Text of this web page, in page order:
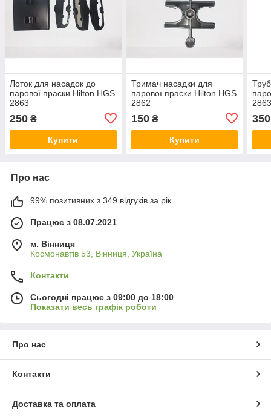
Лоток для насадок до
парової праски Hilton HGS
2863
250 ₴
Купити
Тримач насадки для
парової праски Hilton HGS
2862
150₴
Купити
350
Про нас
99% позитивних з 349 відгуків за рік
Працює з 08.07.2021
м. Вінниця
Космонавтів 53, Вінниця, Україна
Контакти
Сьогодні працює з 09:00 до 18:00
Показати весь графік роботи
Про нас
Контакти
Доставка та оплата